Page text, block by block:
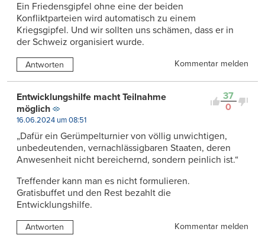
Ein Friedensgipfel ohne eine der beiden
Konfliktparteien wird automatisch zu einem
Kriegsgipfel. Und wir sollten uns schämen, dass er in
der Schweiz organisiert wurde.
Antworten Kommentar melden
37
0
Entwicklungshilfe macht Teilnahme
möglich
16.06.2024 um 08:51
„Dafür ein Gerümpelturnier von völlig unwichtigen,
unbedeutenden, vernachlässigbaren Staaten, deren
Anwesenheit nicht bereichernd, sondern peinlich ist.“
Treffender kann man es nicht formulieren.
Gratisbuffet und den Rest bezahlt die
Entwicklungshilfe.
Antworten Kommentar melden